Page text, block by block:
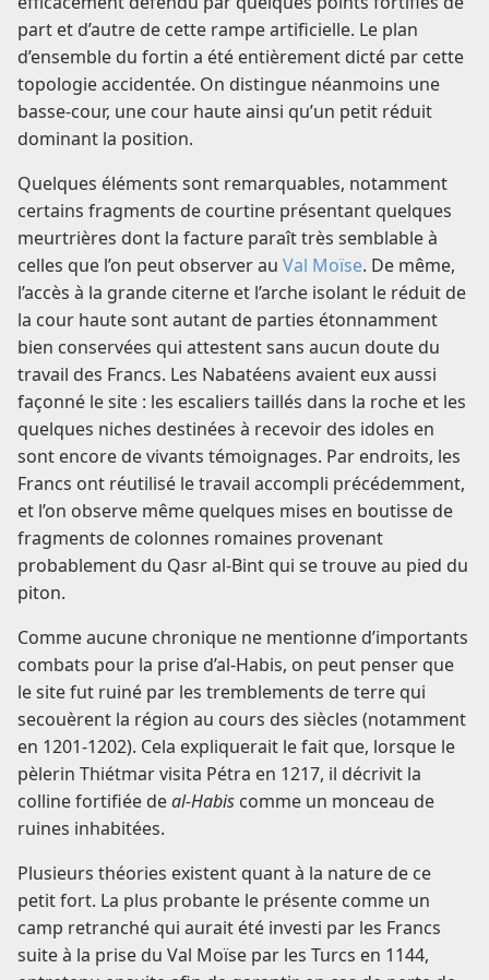
part et d’autre de cette rampe artificielle. Le plan
d’ensemble du fortin a été entièrement dicté par cette
topologie accidentée. On distingue néanmoins une
basse-cour, une cour haute ainsi qu’un petit réduit
dominant la position.
Quelques éléments sont remarquables, notamment
certains fragments de courtine présentant quelques
meurtrières dont la facture paraît très semblable à
celles que l’on peut observer au Val Moïse. De même,
l’accès à la grande citerne et l’arche isolant le réduit de
la cour haute sont autant de parties étonnamment
bien conservées qui attestent sans aucun doute du
travail des Francs. Les Nabatéens avaient eux aussi
façonné le site : les escaliers taillés dans la roche et les
quelques niches destinées à recevoir des idoles en
sont encore de vivants témoignages. Par endroits, les
Francs ont réutilisé le travail accompli précédemment,
et l’on observe même quelques mises en boutisse de
fragments de colonnes romaines provenant
probablement du Qasr al-Bint qui se trouve au pied du
piton.
Comme aucune chronique ne mentionne d’importants
combats pour la prise d’al-Habis, on peut penser que
le site fut ruiné par les tremblements de terre qui
secouèrent la région au cours des siècles (notamment
en 1201-1202). Cela expliquerait le fait que, lorsque le
pèlerin Thiétmar visita Pétra en 1217, il décrivit la
colline fortifiée deal-Habis comme un monceau de
ruines inhabitées.
Plusieurs théories existent quant à la nature de ce
petit fort. La plus probante le présente comme un
camp retranché qui aurait été investi par les Francs
suite à la prise du Val Moïse par les Turcs en 1144,